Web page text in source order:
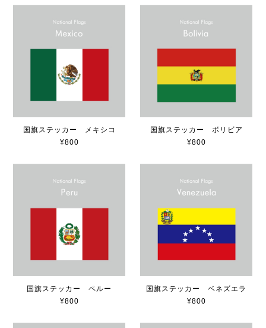
国旗ステッカー メキシコ
¥800
国旗ステッカー ボリビア
¥800
国旗ステッカー ペルー
¥800
国旗ステッカー ベネズエラ
¥800